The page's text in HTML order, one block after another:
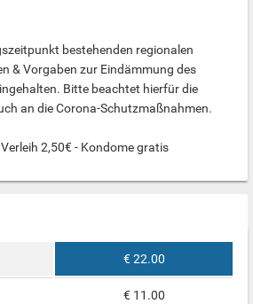
bestehenden regionalen
& Vorgaben zur Eindämmung des
Bitte beachtet hierfür die
an die Corona-Schutzmaßnahmen.
2,50€ - Kondome gratis
€ 22.00
€ 11.00